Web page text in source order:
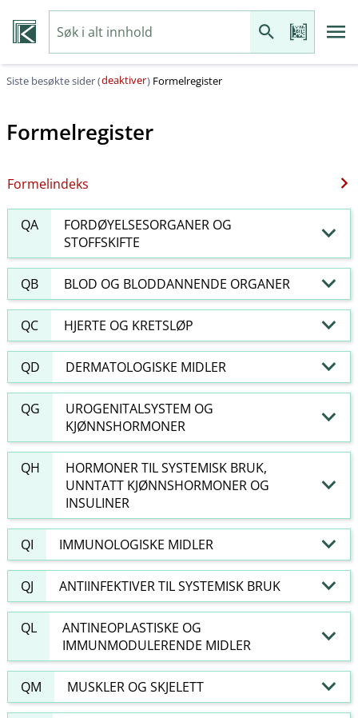
Siste besøkte sider (deaktiver) Formelregister
Formelregister
Formelindeks
QA
FORDØYELSESORGANER OG
STOFFSKIFTE
QB BLOD OG BLODDANNENDE ORGANER
QC HJERTE OG KRETSLØP
QD DERMATOLOGISKE MIDLER
QG
UROGENITALSYSTEM OG
KJØNNSHORMONER
QH
HORMONER TIL SYSTEMISK BRUK,
UNNTATT KJØNNSHORMONER OG
INSULINER
QI IMMUNOLOGISKE MIDLER
QJ ANTIINFEKTIVER TIL SYSTEMISK BRUK
QL
ANTINEOPLASTISKE OG
IMMUNMODULERENDE MIDLER
QM MUSKLER OG SKJELETT